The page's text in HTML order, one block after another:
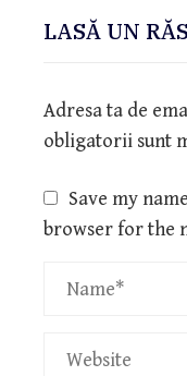
LASĂ UN
Adresa ta de
obligatorii sunt
Save my
browser for the